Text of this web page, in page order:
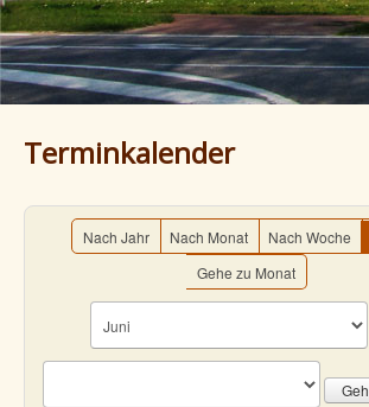
Terminkalender
Nach Jahr Nach Monat Nach Woche
Gehe zu Monat